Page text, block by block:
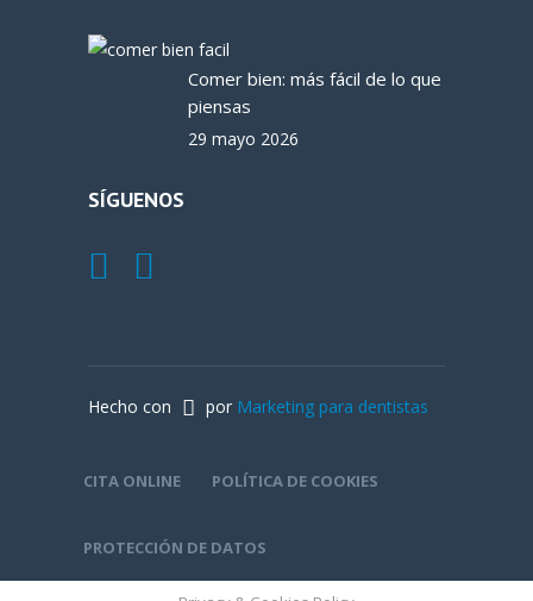
Comer bien: más fácil de lo que
piensas
29 mayo 2026
SÍGUENOS
Hecho con por Marketing para dentistas
CITA ONLINE POLÍTICA DE COOKIES
PROTECCIÓN DE DATOS